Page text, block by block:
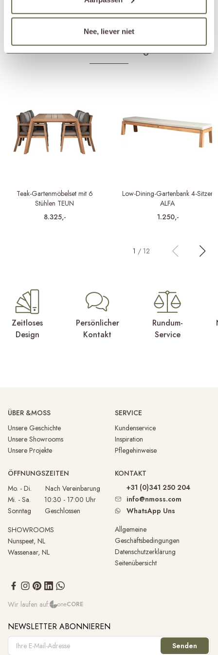
Nee, liever niet
Textilreiniger
Textilschutzmittel
Andere haben auch angesehen
Teak-Gartenmöbelset mit 6
Stühlen TEUN
8.325,-
Low-Dining-Gartenbank 4-Sitzer
ALFA
1.250,-
1 / 12
Zeitloses
Design
Persönlicher
Kontakt
Rundum-
Service
ÜBER &MOSS
Unsere Geschichte
Unsere Showrooms
Unsere Projekte
SERVICE
Kundenservice
Inspiration
Pflegehinweise
ÖFFNUNGSZEITEN
Mo. - Di. Nach Vereinbarung
Mi. - Sa. 10:30 - 17:00 Uhr
Sonntag Geschlossen
SHOWROOMS
Nunspeet, NL
Wassenaar, NL
KONTAKT
+31 (0)341 250 204
info@nmoss.com
WhatsApp Uns
Allgemeine
Geschäftsbedingungen
Datenschutzerklärung
Seitenübersicht
NEWSLETTER ABONNIEREN
Senden
Wir laufen auf: oneCORE